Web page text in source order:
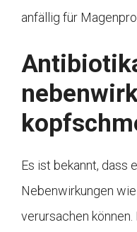
anfällig für
Es ist bekannt, dass
Nebenwirkungen
verursachen